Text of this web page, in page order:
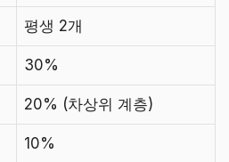
평생 2개
30%
20% (차상위 계층)
10%